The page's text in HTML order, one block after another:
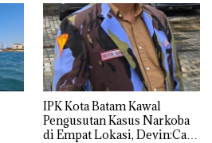
IPK Kota Batam Kawal
Pengusutan Kasus Narkoba
di Empat Lokasi, Devin:Cari